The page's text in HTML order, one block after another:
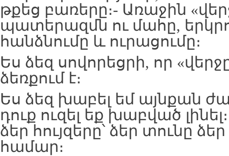
թքեց բառերը։- Առաջին
պատերազմն ու մահը,
հանձնումը և ուրացումը։
Ես ձեզ սովորեցրի, որ
ձեռքում է։
Ես ձեզ խաբել եմ այնքան
դուք ուզել եք խաբված
ձեր հույզերը՝ ձեր տունը
համար։